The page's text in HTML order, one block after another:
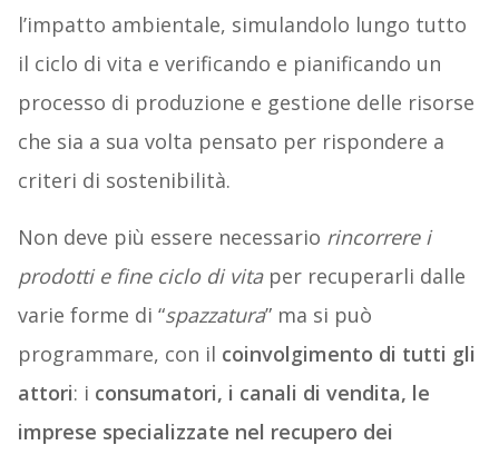
l’impatto ambientale, simulandolo lungo tutto
il ciclo di vita e verificando e pianificando un
processo di produzione e gestione delle risorse
che sia a sua volta pensato per rispondere a
criteri di sostenibilità.
Non deve più essere necessario rincorrere i
prodotti e fine ciclo di vitaper recuperarli dalle
varie forme di “spazzatura” ma si può
programmare, con il coinvolgimento di tutti gli
attori: i consumatori, i canali di vendita, le
imprese specializzate nel recupero dei